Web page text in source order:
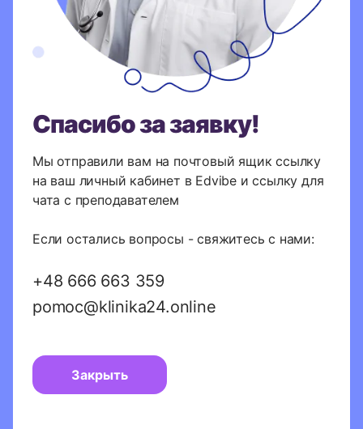
Спасибо за заявку!
Мы отправили вам на почтовый ящик ссылку
на ваш личный кабинет в Edvibe и ссылку для
чата с преподавателем
Если остались вопросы - свяжитесь с нами:
+48 666 663 359
pomoc@klinika24.online
Закрыть